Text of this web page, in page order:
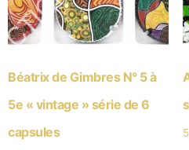
Béatrix de Gimbres N° 5 à
5e « vintage » série de 6
capsules